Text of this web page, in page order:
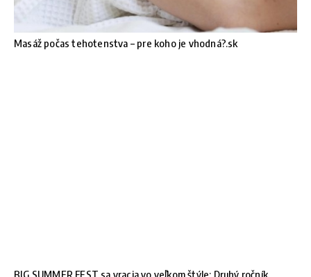
Masáž počas tehotenstva – pre koho je vhodná?.sk